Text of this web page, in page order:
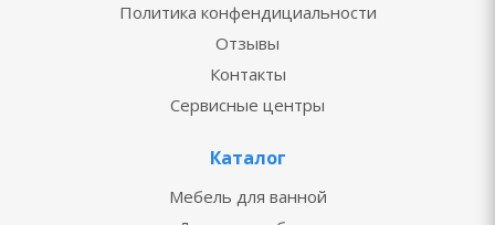
Политика конфендициальности
Отзывы
Контакты
Сервисные центры
Каталог
Мебель для ванной